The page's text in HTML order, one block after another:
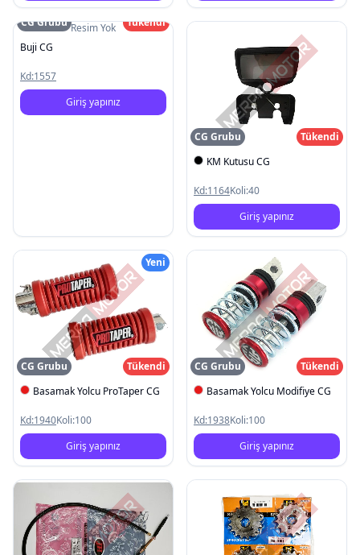
Resim Yok
CG Grubu
Tükendi
Buji CG
Kd:1557
Giriş yapınız
CG Grubu
Tükendi
KM Kutusu CG
Kd:1164Koli:40
Giriş yapınız
Yeni
CG Grubu
Tükendi
Basamak Yolcu ProTaper CG
Kd:1940Koli:100
Giriş yapınız
CG Grubu
Tükendi
Basamak Yolcu Modifiye CG
Kd:1938Koli:100
Giriş yapınız